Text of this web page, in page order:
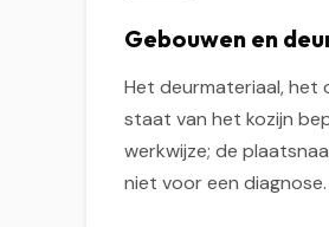
Gebouwen en
Het deurmateriaal, het
staat van het kozijn
werkwijze; de
niet voor een diagnose.